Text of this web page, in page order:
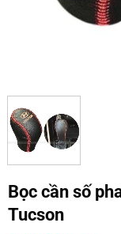
Bọc cần số
Tucson